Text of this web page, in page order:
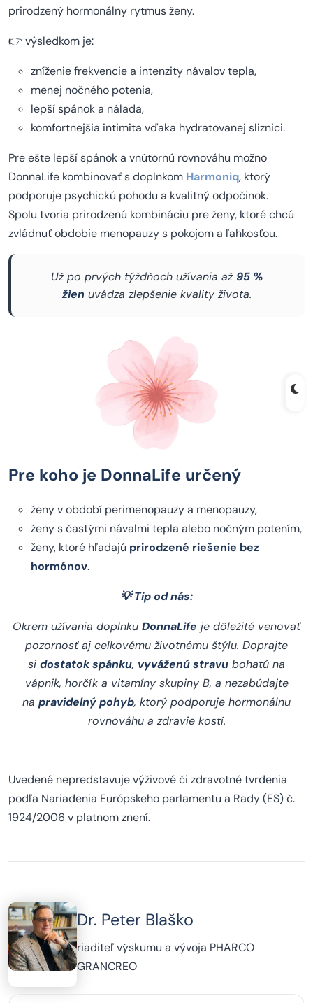
prirodzený hormonálny rytmus ženy.
👉 výsledkom je:
zníženie frekvencie a intenzity návalov tepla,
menej nočného potenia,
lepší spánok a nálada,
komfortnejšia intimita vďaka hydratovanej sliznici.
Pre ešte lepší spánok a vnútornú rovnováhu možno
DonnaLife kombinovať s doplnkom Harmoniq, ktorý
podporuje psychickú pohodu a kvalitný odpočinok.
Spolu tvoria prirodzenú kombináciu pre ženy, ktoré chcú
zvládnuť obdobie menopauzy s pokojom a ľahkosťou.
Už po prvých týždňoch užívania až 95 %
žien uvádza zlepšenie kvality života.
Pre koho je DonnaLife určený
ženy v období perimenopauzy a menopauzy,
ženy s častými návalmi tepla alebo nočným potením,
ženy, ktoré hľadajú prirodzené riešenie bez
hormónov.
💡Tip od nás:
Okrem užívania doplnku DonnaLife je dôležité venovať
pozornosť aj celkovému životnému štýlu. Doprajte
si dostatok spánku, vyváženú stravu bohatú na
vápnik, horčík a vitamíny skupiny B, a nezabúdajte
na pravidelný pohyb, ktorý podporuje hormonálnu
rovnováhu a zdravie kostí.
Uvedené nepredstavuje výživové či zdravotné tvrdenia
podľa Nariadenia Európskeho parlamentu a Rady (ES) č.
1924/2006 v platnom znení.
Dr. Peter Blaško
riaditeľ výskumu a vývoja PHARCO
GRANCREO